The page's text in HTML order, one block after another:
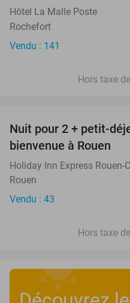
Hôtel La Malle Poste
Rochefort
Vendu : 141
Hors taxe
Nuit pour 2 + petit-
bienvenue à Rouen
Holiday Inn Express Rouen-
Rouen
Vendu : 43
Hors taxe